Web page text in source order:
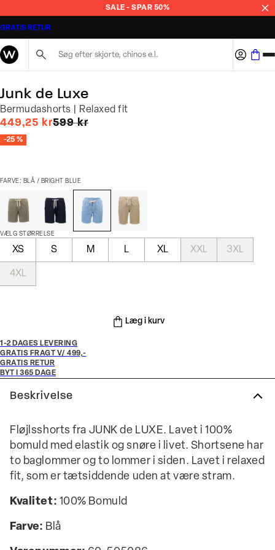
SALE - SPAR 50%
GRATIS RETUR
Junk de Luxe
Bermudashorts | Relaxed fit
449,25 krI alt (uden rabat)
599 kr
-25 %
FARVE: BLÅ / BRIGHT BLUE
VÆLG STØRRELSE
XS S M L XL XXL 3XL
4XL
Læg i kurv
1-2 DAGES LEVERING
GRATIS FRAGT V/ 499,-
GRATIS RETUR
BYT I 365 DAGE
Beskrivelse
Fløjlsshorts fra JUNK de LUXE. Lavet i 100%
bomuld med elastik og snøre i livet. Shortsene har
to baglommer og to lommer i siden. Lavet i relaxed
fit, som er tætsiddende uden at være stram.
Kvalitet: 100% Bomuld
Farve: Blå